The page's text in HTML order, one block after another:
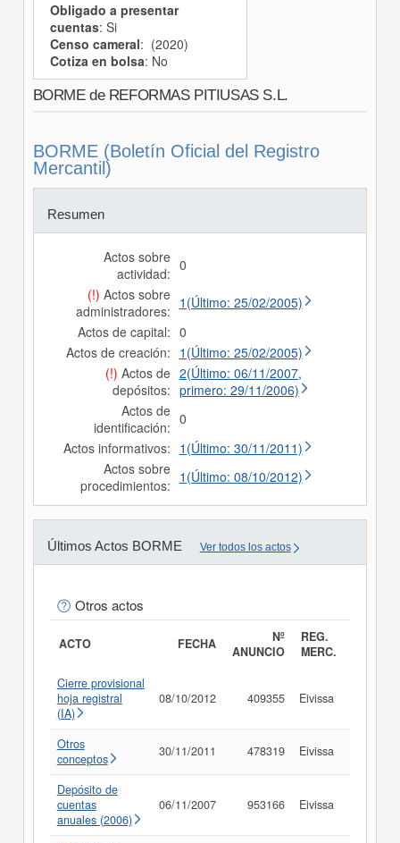
Obligado a presentar
cuentas: Si
Censo cameral: (2020)
Cotiza en bolsa: No
BORME de REFORMAS PITIUSAS S.L.
BORME (Boletín Oficial del Registro
Mercantil)
Resumen
Actos sobre
actividad: 0
(!) Actos sobre
administradores: 1(Último: 25/02/2005)
Actos de capital: 0
Actos de creación: 1(Último: 25/02/2005)
(!) Actos de
depósitos:
2(Último: 06/11/2007,
primero: 29/11/2006)
Actos de
identificación: 0
Actos informativos: 1(Último: 30/11/2011)
Actos sobre
procedimientos: 1(Último: 08/10/2012)
Últimos Actos BORME Ver todos los actos
Otros actos
ACTO FECHA
Nº
ANUNCIO
REG.
MERC.
Cierre provisional
hoja registral
(IA)
08/10/2012 409355 Eivissa
Otros
conceptos
30/11/2011 478319 Eivissa
Depósito de
cuentas
anuales (2006)
06/11/2007 953166 Eivissa